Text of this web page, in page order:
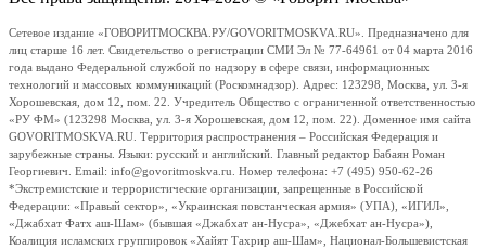
Сетевое издание «ГОВОРИТМОСКВА.РУ/GOVORITMOSKVA.RU». Предназначено для
лиц старше 16 лет. Свидетельство о регистрации СМИ Эл № 77-64961 от 04 марта 2016
года выдано Федеральной службой по надзору в сфере связи, информационных
технологий и массовых коммуникаций (Роскомнадзор). Адрес: 123298, Москва, ул. 3-я
Хорошевская, дом 12, пом. 22. Учредитель Общество с ограниченной ответственностью
«РУ ФМ» (123298 Москва, ул. 3-я Хорошевская, дом 12, пом. 22). Доменное имя сайта
GOVORITMOSKVA.RU. Территория распространения – Российская Федерация и
зарубежные страны. Языки: русский и английский. Главный редактор Бабаян Роман
Георгиевич. Email: info@govoritmoskva.ru. Номер телефона: +7 (495) 950-62-26
*Экстремистские и террористические организации, запрещенные в Российской
Федерации: «Правый сектор», «Украинская повстанческая армия» (УПА), «ИГИЛ»,
«Джабхат Фатх аш-Шам» (бывшая «Джабхат ан-Нусра», «Джебхат ан-Нусра»),
Коалиция исламских группировок «Хайят Тахрир аш-Шам», Национал-Большевистская